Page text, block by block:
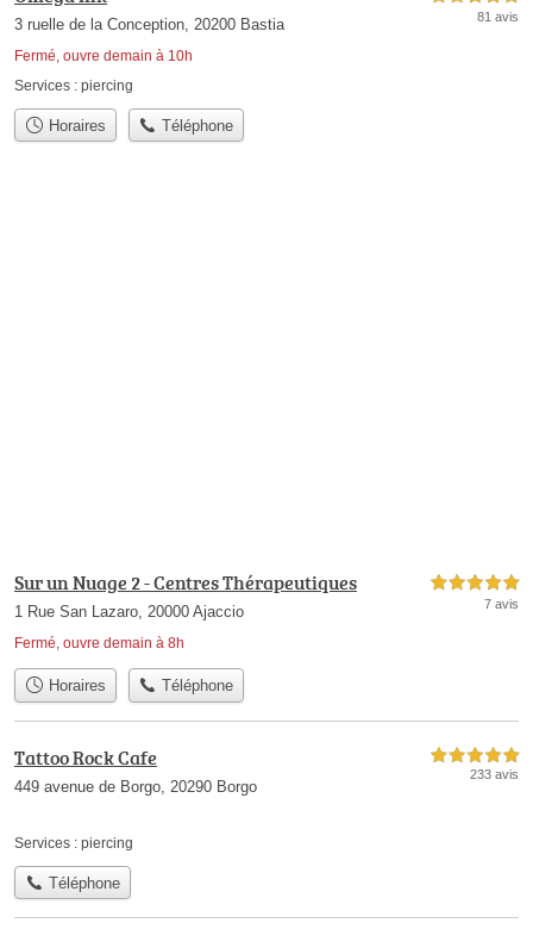
3 ruelle de la Conception, 20200 Bastia
Fermé, ouvre demain à 10h
81 avis
Services : piercing
Horaires Téléphone
Sur un Nuage 2 - Centres Thérapeutiques
1 Rue San Lazaro, 20000 Ajaccio
Fermé, ouvre demain à 8h
5,0 étoiles sur 5
7 avis
Horaires Téléphone
Tattoo Rock Cafe
449 avenue de Borgo, 20290 Borgo
5,0 étoiles sur 5
233 avis
Services : piercing
Téléphone